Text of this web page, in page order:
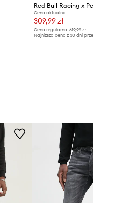
Red Bull Racing x Pepe
Cena aktualna:
309,99 zł
Cena regularna: 619,99 zł
Najniższa cena z 30 dni przed obniżką: